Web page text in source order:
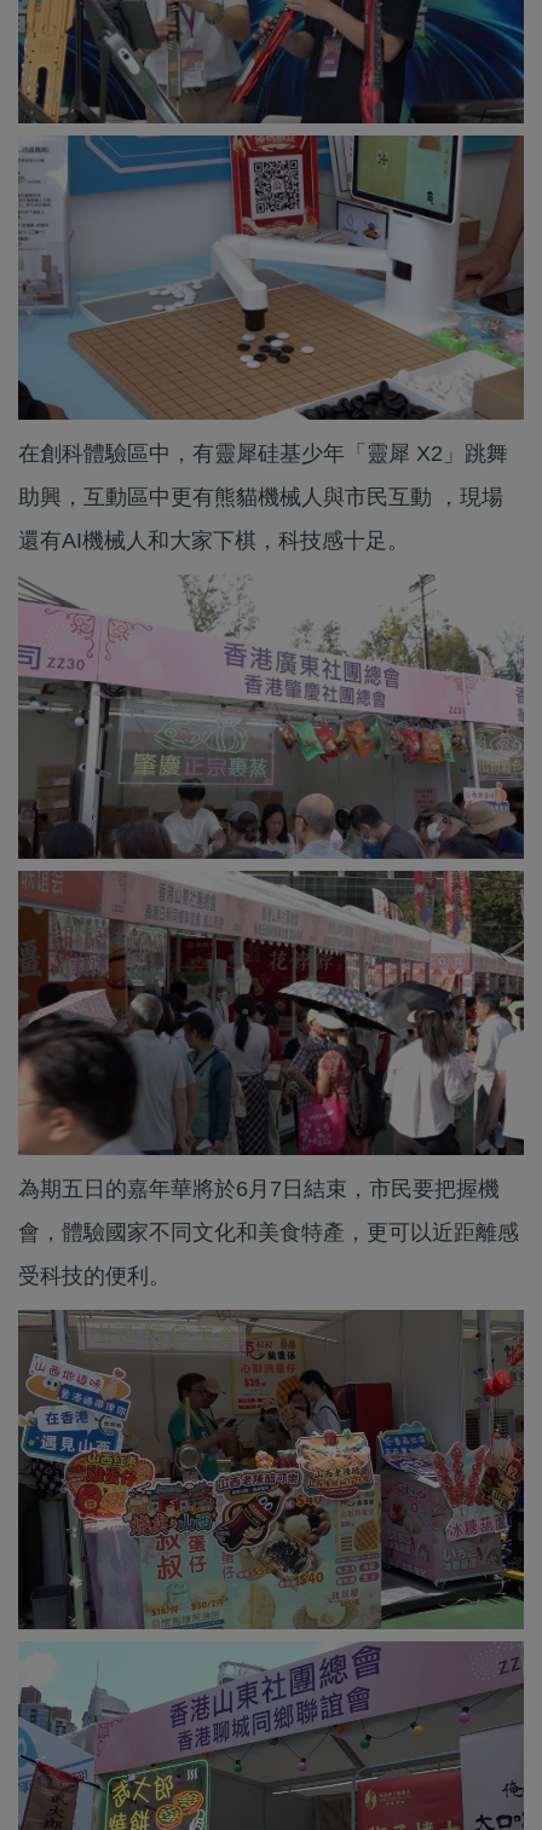
在創科體驗區中，有靈犀硅基少年「靈犀 X2」跳舞
助興，互動區中更有熊貓機械人與市民互動 ，現場
還有AI機械人和大家下棋，科技感十足。
為期五日的嘉年華將於6月7日結束，市民要把握機
會，體驗國家不同文化和美食特產，更可以近距離感
受科技的便利。